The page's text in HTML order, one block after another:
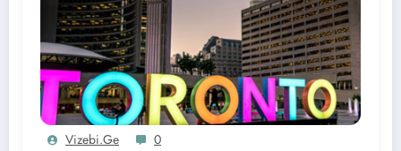
Vizebi.ge 0